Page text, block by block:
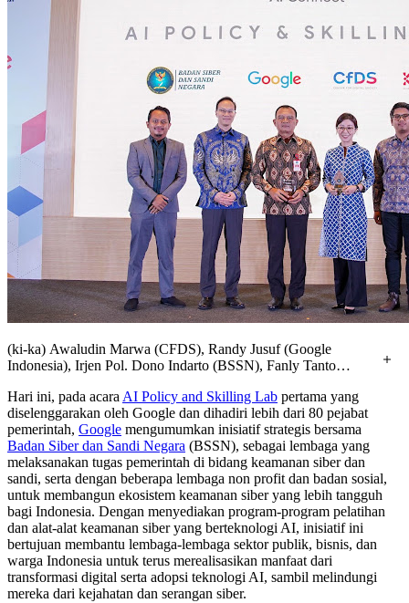
(ki-ka) Awaludin Marwa (CFDS), Randy Jusuf (Google
Indonesia), Irjen Pol. Dono Indarto (BSSN), Fanly Tanto
Hari ini, pada acaraAI Policy and Skilling Lab pertama yang
diselenggarakan oleh Google dan dihadiri lebih dari 80 pejabat
pemerintah, Google mengumumkan inisiatif strategis bersama
Badan Siber dan Sandi Negara (BSSN), sebagai lembaga yang
melaksanakan tugas pemerintah di bidang keamanan siber dan
sandi, serta dengan beberapa lembaga non profit dan badan sosial,
untuk membangun ekosistem keamanan siber yang lebih tangguh
bagi Indonesia. Dengan menyediakan program-program pelatihan
dan alat-alat keamanan siber yang berteknologi AI, inisiatif ini
bertujuan membantu lembaga-lembaga sektor publik, bisnis, dan
warga Indonesia untuk terus merealisasikan manfaat dari
transformasi digital serta adopsi teknologi AI, sambil melindungi
mereka dari kejahatan dan serangan siber.